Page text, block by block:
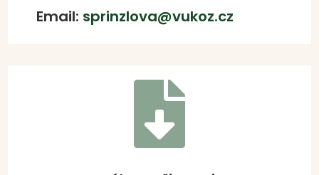
Email: sprinzlova@vukoz.cz
